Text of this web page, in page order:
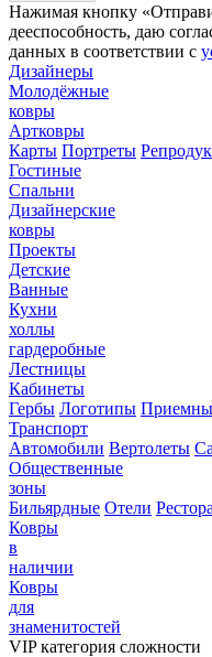
Нажимая кнопку
дееспособность, даю
данных в соответствии с
Дизайнеры
Молодёжные
ковры
Артковры
Карты Портреты
Гостиные
Спальни
Дизайнерские
ковры
Проекты
Детские
Ванные
Кухни
холлы
гардеробные
Лестницы
Кабинеты
Гербы Логотипы
Транспорт
Автомобили Вертолеты
Общественные
зоны
Бильярдные Отели
Ковры
в
наличии
Ковры
для
знаменитостей
VIP категория сложности